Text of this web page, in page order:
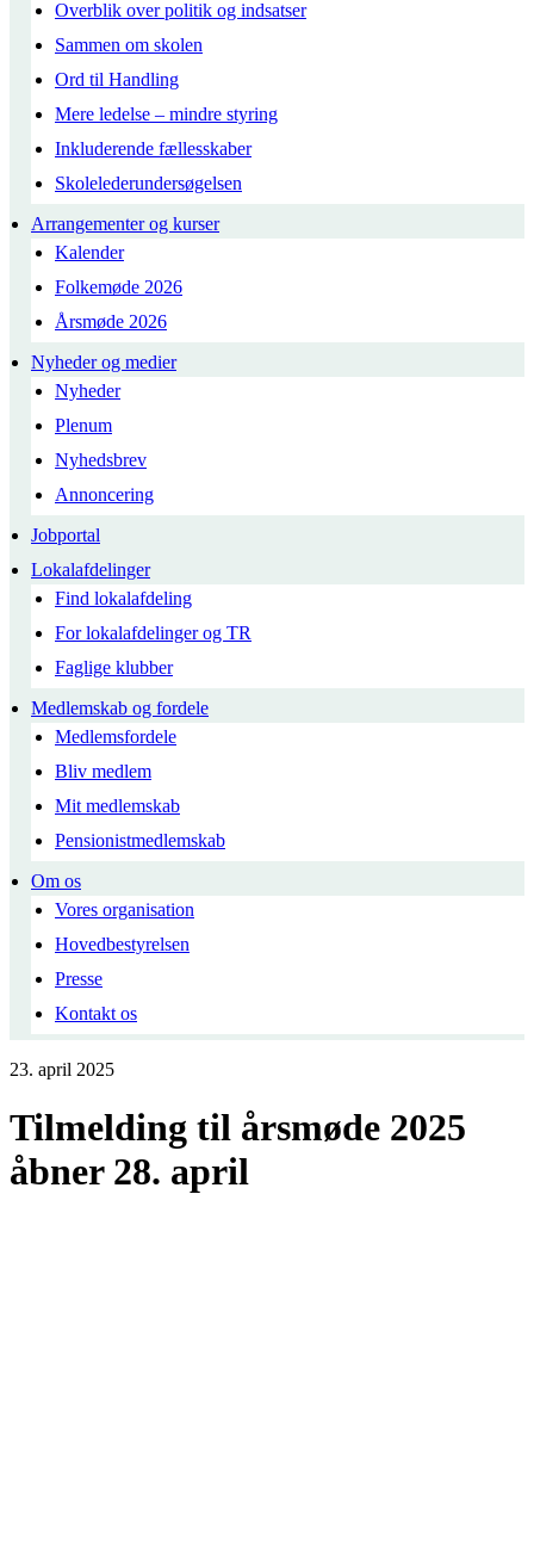
Overblik over politik og indsatser
Sammen om skolen
Ord til Handling
Mere ledelse – mindre styring
Inkluderende fællesskaber
Skolelederundersøgelsen
Arrangementer og kurser
Kalender
Folkemøde 2026
Årsmøde 2026
Nyheder og medier
Nyheder
Plenum
Nyhedsbrev
Annoncering
Jobportal
Lokalafdelinger
Find lokalafdeling
For lokalafdelinger og TR
Faglige klubber
Medlemskab og fordele
Medlemsfordele
Bliv medlem
Mit medlemskab
Pensionistmedlemskab
Om os
Vores organisation
Hovedbestyrelsen
Presse
Kontakt os
23. april 2025
Tilmelding til årsmøde 2025
åbner 28. april